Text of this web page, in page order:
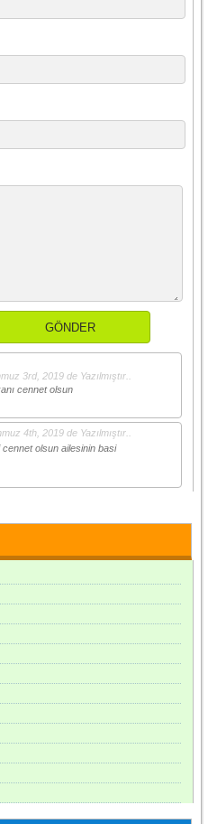
3rd, 2019 de Yazılmıştır..
cennet olsun
4th, 2019 de Yazılmıştır..
olsun ailesinin basi